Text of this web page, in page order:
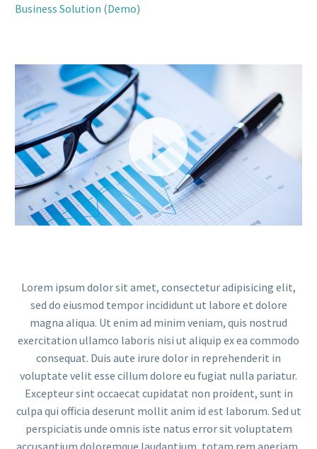
Business Solution (Demo)
Lorem ipsum dolor sit amet, consectetur adipisicing elit,
sed do eiusmod tempor incididunt ut labore et dolore
magna aliqua. Ut enim ad minim veniam, quis nostrud
exercitation ullamco laboris nisi ut aliquip ex ea commodo
consequat. Duis aute irure dolor in reprehenderit in
voluptate velit esse cillum dolore eu fugiat nulla pariatur.
Excepteur sint occaecat cupidatat non proident, sunt in
culpa qui officia deserunt mollit anim id est laborum. Sed ut
perspiciatis unde omnis iste natus error sit voluptatem
accusantium doloremque laudantium, totam rem aperiam,